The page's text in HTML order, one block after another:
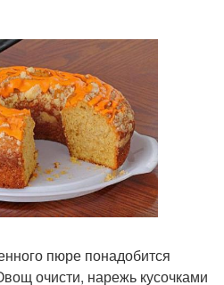
пюре понадобится
очисти, нарежь кусочками